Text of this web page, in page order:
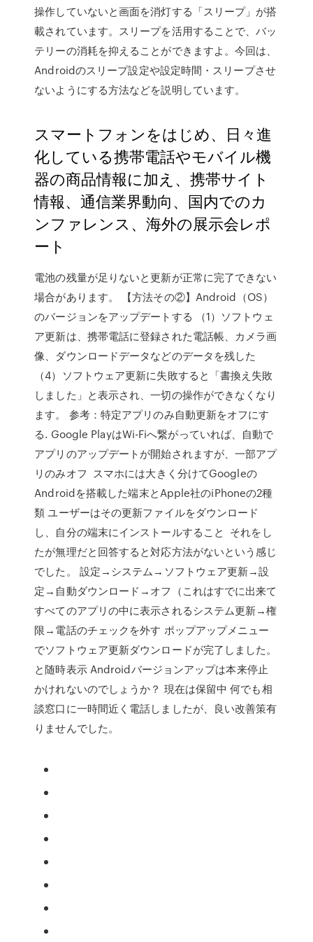
操作していないと画面を消灯する「スリープ」が搭
載されています。スリープを活用することで、バッ
テリーの消耗を抑えることができますよ。今回は、
Androidのスリープ設定や設定時間・スリープさせ
ないようにする方法などを説明しています。
スマートフォンをはじめ、日々進
化している携帯電話やモバイル機
器の商品情報に加え、携帯サイト
情報、通信業界動向、国内でのカ
ンファレンス、海外の展示会レポ
ート
電池の残量が足りないと更新が正常に完了できない
場合があります。 【方法その②】Android（OS）
のバージョンをアップデートする （1）ソフトウェ
ア更新は、携帯電話に登録された電話帳、カメラ画
像、ダウンロードデータなどのデータを残した
（4）ソフトウェア更新に失敗すると「書換え失敗
しました」と表示され、一切の操作ができなくなり
ます。 参考：特定アプリのみ自動更新をオフにす
る. Google PlayはWi-Fiへ繋がっていれば、自動で
アプリのアップデートが開始されますが、一部アプ
リのみオフ スマホには大きく分けてGoogleの
Androidを搭載した端末とApple社のiPhoneの2種
類 ユーザーはその更新ファイルをダウンロード
し、自分の端末にインストールすること それをし
たが無理だと回答すると対応方法がないという感じ
でした。 設定→システム→ソフトウェア更新→設
定→自動ダウンロード→オフ（これはすでに出来て
すべてのアプリの中に表示されるシステム更新→権
限→電話のチェックを外す ポップアップメニュー
でソフトウェア更新ダウンロードが完了しました。
と随時表示 Androidバージョンアップは本来停止
かけれないのでしょうか？ 現在は保留中 何でも相
談窓口に一時間近く電話しましたが、良い改善策有
りませんでした。